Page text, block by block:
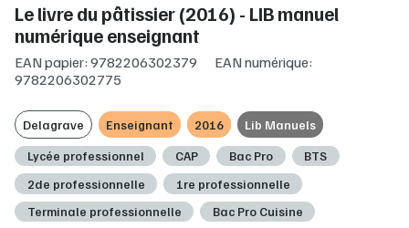
Le livre du pâtissier (2016) - LIB manuel
numérique enseignant
EAN papier: 9782206302379
EAN numérique:
9782206302775
Delagrave Enseignant 2016 Lib Manuels
Lycée professionnel CAP Bac Pro
BTS
2de professionnelle
1re professionnelle
Terminale professionnelle
Bac Pro Cuisine